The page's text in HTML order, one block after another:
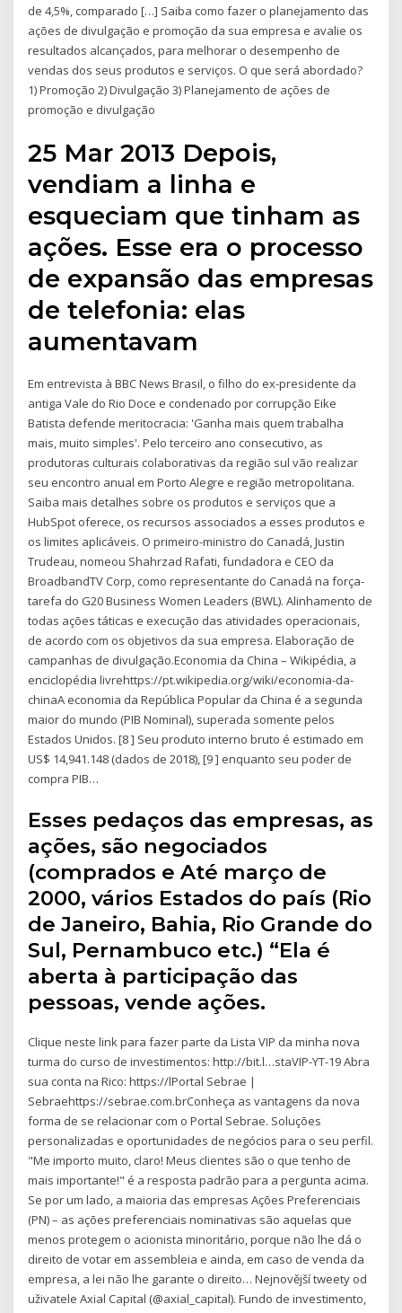
de 4,5%, comparado […] Saiba como fazer o planejamento das
ações de divulgação e promoção da sua empresa e avalie os
resultados alcançados, para melhorar o desempenho de
vendas dos seus produtos e serviços. O que será abordado?
1) Promoção 2) Divulgação 3) Planejamento de ações de
promoção e divulgação
25 Mar 2013 Depois,
vendiam a linha e
esqueciam que tinham as
ações. Esse era o processo
de expansão das empresas
de telefonia: elas
aumentavam
Em entrevista à BBC News Brasil, o filho do ex-presidente da
antiga Vale do Rio Doce e condenado por corrupção Eike
Batista defende meritocracia: 'Ganha mais quem trabalha
mais, muito simples'. Pelo terceiro ano consecutivo, as
produtoras culturais colaborativas da região sul vão realizar
seu encontro anual em Porto Alegre e região metropolitana.
Saiba mais detalhes sobre os produtos e serviços que a
HubSpot oferece, os recursos associados a esses produtos e
os limites aplicáveis. O primeiro-ministro do Canadá, Justin
Trudeau, nomeou Shahrzad Rafati, fundadora e CEO da
BroadbandTV Corp, como representante do Canadá na força-
tarefa do G20 Business Women Leaders (BWL). Alinhamento de
todas ações táticas e execução das atividades operacionais,
de acordo com os objetivos da sua empresa. Elaboração de
campanhas de divulgação.Economia da China – Wikipédia, a
enciclopédia livrehttps://pt.wikipedia.org/wiki/economia-da-
chinaA economia da República Popular da China é a segunda
maior do mundo (PIB Nominal), superada somente pelos
Estados Unidos. [8 ] Seu produto interno bruto é estimado em
US$ 14,941.148 (dados de 2018), [9 ] enquanto seu poder de
compra PIB…
Esses pedaços das empresas, as
ações, são negociados
(comprados e Até março de
2000, vários Estados do país (Rio
de Janeiro, Bahia, Rio Grande do
Sul, Pernambuco etc.) “Ela é
aberta à participação das
pessoas, vende ações.
Clique neste link para fazer parte da Lista VIP da minha nova
turma do curso de investimentos: http://bit.l…staVIP-YT-19 Abra
sua conta na Rico: https://lPortal Sebrae |
Sebraehttps://sebrae.com.brConheça as vantagens da nova
forma de se relacionar com o Portal Sebrae. Soluções
personalizadas e oportunidades de negócios para o seu perfil.
"Me importo muito, claro! Meus clientes são o que tenho de
mais importante!" é a resposta padrão para a pergunta acima.
Se por um lado, a maioria das empresas Ações Preferenciais
(PN) – as ações preferenciais nominativas são aquelas que
menos protegem o acionista minoritário, porque não lhe dá o
direito de votar em assembleia e ainda, em caso de venda da
empresa, a lei não lhe garante o direito… Nejnovější tweety od
uživatele Axial Capital (@axial_capital). Fundo de investimento,